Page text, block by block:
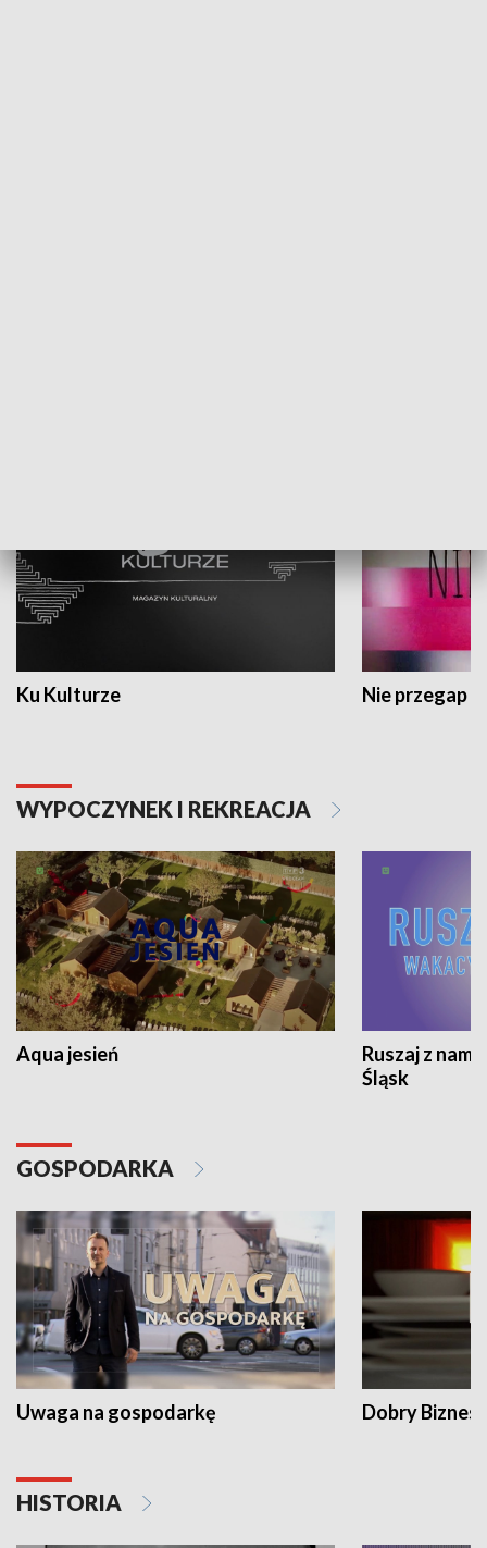
Ku Kulturze Nie przegap
WYPOCZYNEK I REKREACJA
Aqua jesień
Ruszaj z
Śląsk
GOSPODARKA
Uwaga na gospodarkę Dobry Biznes
HISTORIA